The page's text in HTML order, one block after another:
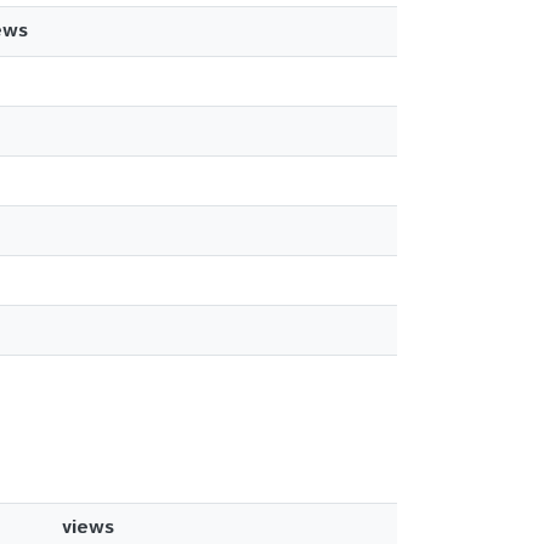
views